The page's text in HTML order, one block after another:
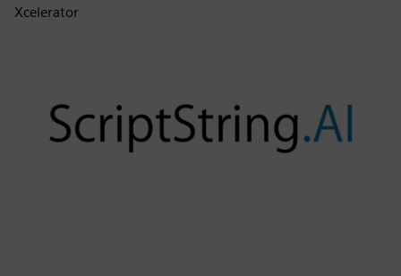
Xcelerator